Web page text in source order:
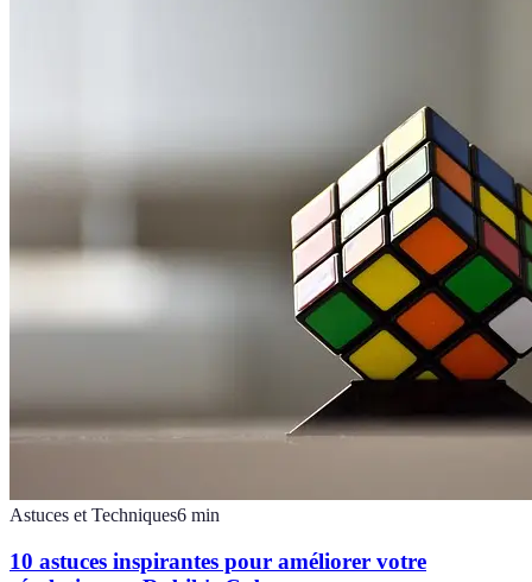
Astuces et Techniques6 min
10 astuces inspirantes pour améliorer votre